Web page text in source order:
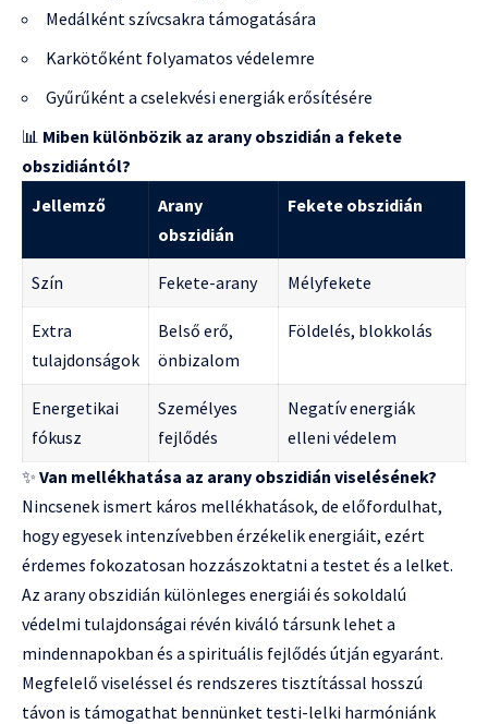
Medálként szívcsakra támogatására
Karkötőként folyamatos védelemre
Gyűrűként a cselekvési energiák erősítésére
📊 Miben különbözik az arany obszidián a fekete
obszidiántól?
Jellemző
Arany
obszidián
Fekete obszidián
Szín Fekete-arany Mélyfekete
Extra
tulajdonságok
Belső erő,
önbizalom
Földelés, blokkolás
Energetikai
fókusz
Személyes
fejlődés
Negatív energiák
elleni védelem
✨ Van mellékhatása az arany obszidián viselésének?
Nincsenek ismert káros mellékhatások, de előfordulhat,
hogy egyesek intenzívebben érzékelik energiáit, ezért
érdemes fokozatosan hozzászoktatni a testet és a lelket.
Az arany obszidián különleges energiái és sokoldalú
védelmi tulajdonságai révén kiváló társunk lehet a
mindennapokban és a spirituális fejlődés útján egyaránt.
Megfelelő viseléssel és rendszeres tisztítással hosszú
távon is támogathat bennünket testi-lelki harmóniánk